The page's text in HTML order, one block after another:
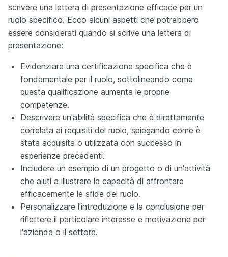
scrivere una lettera di presentazione efficace per un
ruolo specifico. Ecco alcuni aspetti che potrebbero
essere considerati quando si scrive una lettera di
presentazione:
Evidenziare una certificazione specifica che è
fondamentale per il ruolo, sottolineando come
questa qualificazione aumenta le proprie
competenze.
Descrivere un'abilità specifica che è direttamente
correlata ai requisiti del ruolo, spiegando come è
stata acquisita o utilizzata con successo in
esperienze precedenti.
Includere un esempio di un progetto o di un'attività
che aiuti a illustrare la capacità di affrontare
efficacemente le sfide del ruolo.
Personalizzare l'introduzione e la conclusione per
riflettere il particolare interesse e motivazione per
l'azienda o il settore.